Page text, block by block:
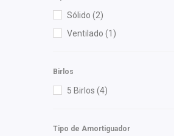
Mirsa Autopartes
NG(2)
(4)
Sólido (2)
Ventilado (1)
Birlos
5 Birlos (4)
Tipo de Amortiguador